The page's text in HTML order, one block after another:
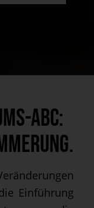
ABC:
Einführung